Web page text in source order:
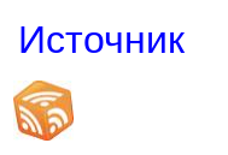
Источник